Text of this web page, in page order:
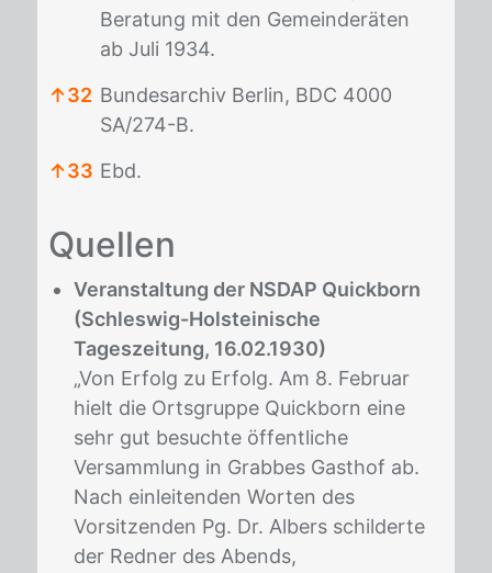
Beratung mit den Gemeinderäten
ab Juli 1934.
↑32 Bundesarchiv Berlin, BDC 4000
SA/274-B.
↑33 Ebd.
Quel­len
Veranstaltung der NSDAP Quickborn
(Schleswig-Holsteinische
Tageszeitung, 16.02.1930)
„Von Erfolg zu Erfolg. Am 8. Februar
hielt die Ortsgruppe Quickborn eine
sehr gut besuchte öffentliche
Versammlung in Grabbes Gasthof ab.
Nach einleitenden Worten des
Vorsitzenden Pg. Dr. Albers schilderte
der Redner des Abends,